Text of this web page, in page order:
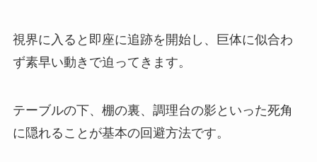
視界に入ると即座に追跡を開始し、巨体に似合わ
ず素早い動きで迫ってきます。
テーブルの下、棚の裏、調理台の影といった死角
に隠れることが基本の回避方法です。